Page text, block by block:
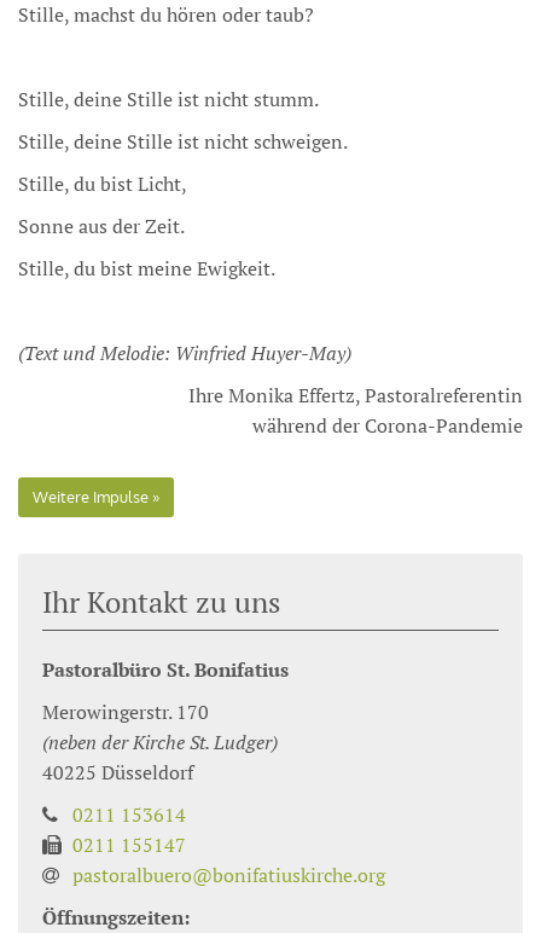
Stille, machst du hören oder taub?
Stille, deine Stille ist nicht stumm.
Stille, deine Stille ist nicht schweigen.
Stille, du bist Licht,
Sonne aus der Zeit.
Stille, du bist meine Ewigkeit.
(Text und Melodie: Winfried Huyer-May)
Ihre Monika Effertz, Pastoralreferentin
während der Corona-Pandemie
Weitere Impulse
Ihr Kontakt zu uns
Pastoralbüro St. Bonifatius
Merowingerstr. 170
(neben der Kirche St. Ludger)
40225 Düsseldorf
0211 153614
0211 155147
pastoralbuero@bonifatiuskirche.org
Öffnungszeiten: